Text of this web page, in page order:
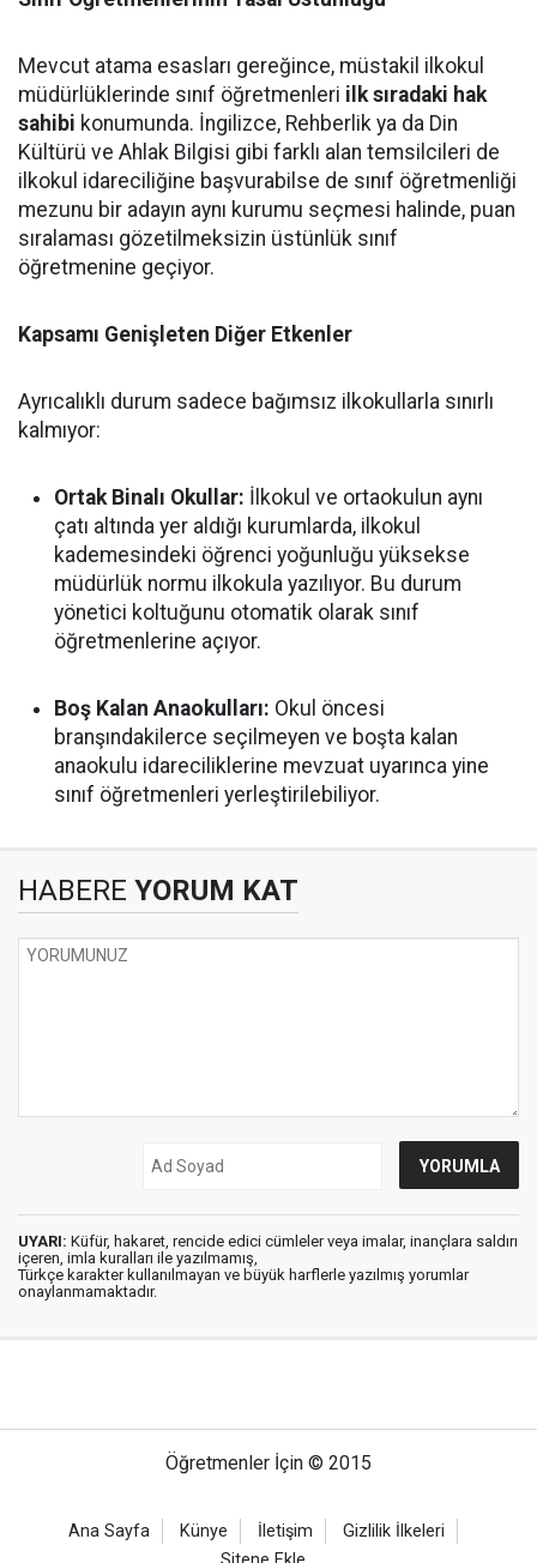
Mevcut atama esasları gereğince, müstakil ilkokul
müdürlüklerinde sınıf öğretmenleri ilk sıradaki hak
sahibi konumunda. İngilizce, Rehberlik ya da Din
Kültürü ve Ahlak Bilgisi gibi farklı alan temsilcileri de
ilkokul idareciliğine başvurabilse de sınıf öğretmenliği
mezunu bir adayın aynı kurumu seçmesi halinde, puan
sıralaması gözetilmeksizin üstünlük sınıf
öğretmenine geçiyor.
Kapsamı Genişleten Diğer Etkenler
Ayrıcalıklı durum sadece bağımsız ilkokullarla sınırlı
kalmıyor:
Ortak Binalı Okullar: İlkokul ve ortaokulun aynı
çatı altında yer aldığı kurumlarda, ilkokul
kademesindeki öğrenci yoğunluğu yüksekse
müdürlük normu ilkokula yazılıyor. Bu durum
yönetici koltuğunu otomatik olarak sınıf
öğretmenlerine açıyor.
Boş Kalan Anaokulları: Okul öncesi
branşındakilerce seçilmeyen ve boşta kalan
anaokulu idareciliklerine mevzuat uyarınca yine
sınıf öğretmenleri yerleştirilebiliyor.
HABERE YORUM KAT
UYARI: Küfür, hakaret, rencide edici cümleler veya imalar, inançlara saldırı
içeren, imla kuralları ile yazılmamış,
Türkçe karakter kullanılmayan ve büyük harflerle yazılmış yorumlar
onaylanmamaktadır.
Öğretmenler İçin © 2015
Ana Sayfa Künye İletişim
Gizlilik İlkeleri